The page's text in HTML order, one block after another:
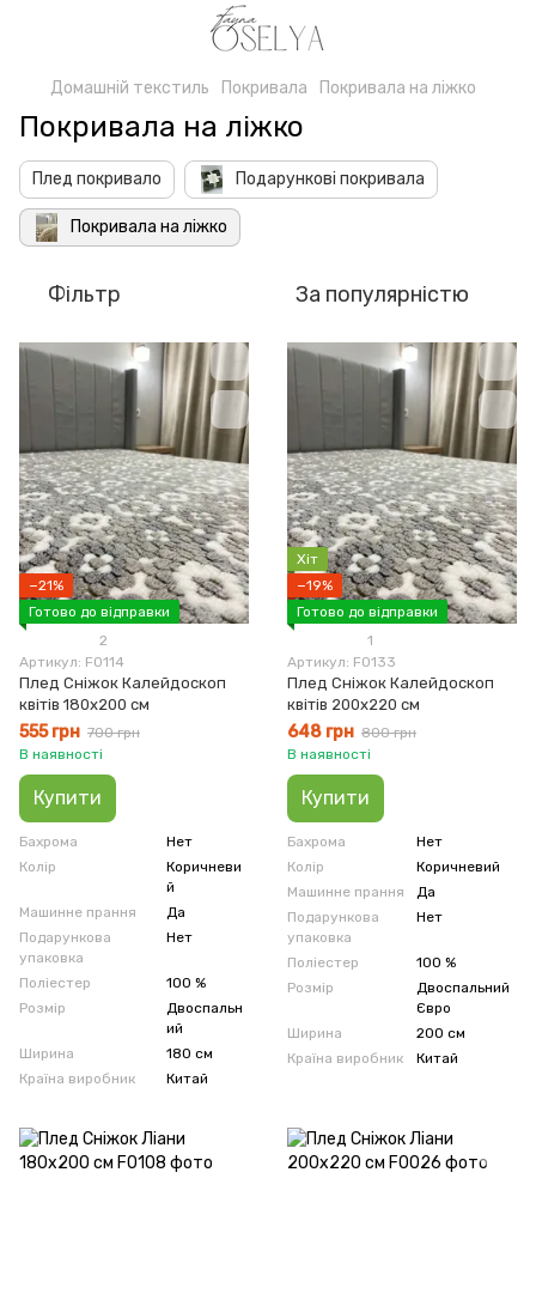
Домашній текстиль Покривала Покривала на ліжко
Покривала на ліжко
Плед покривало Подарункові покривала
Покривала на ліжко
Фільтр За популярністю
−21%
Готово до відправки
2
Артикул: F0114
Плед Сніжок Калейдоскоп
квітів 180х200 см
555 грн 700 грн
В наявності
Купити
Бахрома
Нет
Колір
Коричневи
й
Машинне прання
Да
Подарункова
упаковка
Нет
Поліестер
100 %
Розмір
Двоспальн
ий
Ширина
180 см
Країна виробник
Китай
Хіт
−19%
Готово до відправки
1
Артикул: F0133
Плед Сніжок Калейдоскоп
квітів 200х220 см
648 грн 800 грн
В наявності
Купити
Бахрома
Нет
Колір
Коричневий
Машинне прання
Да
Подарункова
упаковка
Нет
Поліестер
100 %
Розмір
Двоспальний
Євро
Ширина
200 см
Країна виробник
Китай